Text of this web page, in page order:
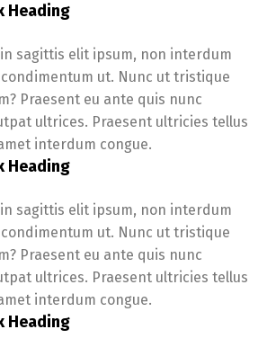
Heading
sagittis elit ipsum, non interdum
ut. Nunc ut tristique
Praesent eu ante quis nunc
ultrices. Praesent ultricies tellus
interdum congue.
Heading
sagittis elit ipsum, non interdum
ut. Nunc ut tristique
Praesent eu ante quis nunc
ultrices. Praesent ultricies tellus
interdum congue.
Heading